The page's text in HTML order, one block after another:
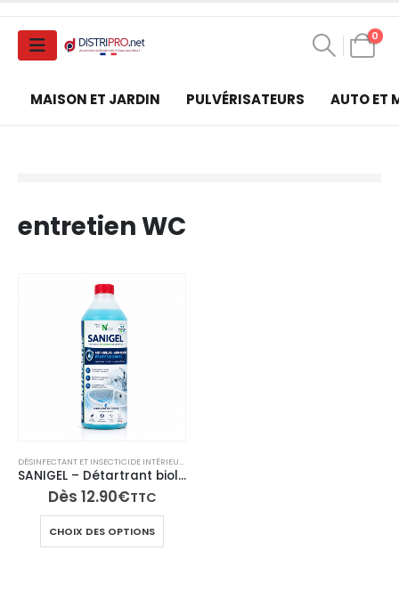
0
MAISON ET JARDIN PULVÉRISATEURS AUTO ET
entretien WC
SANIGEL – Détartrant biologique WC, urinoirs & canalisations – 1L – TECH N’FAST
Dès 12.90€TTC
CHOIX DES OPTIONS
produit